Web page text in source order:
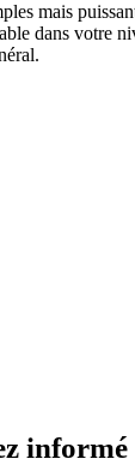
mais
dans votre
informé